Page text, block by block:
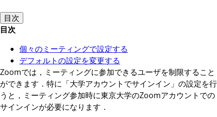
目次
目次
個々のミーティングで設定する
デフォルトの設定を変更する
Zoomでは，ミーティングに参加できるユーザを制限すること
ができます．特に「大学アカウントでサインイン」の設定を行
うと，ミーティング参加時に東京大学のZoomアカウントでの
サインインが必要になります．